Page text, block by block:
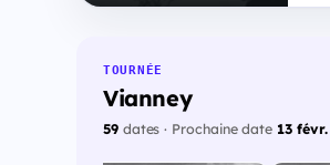
TOURNÉE
Vianney
59dates · Prochaine date 13